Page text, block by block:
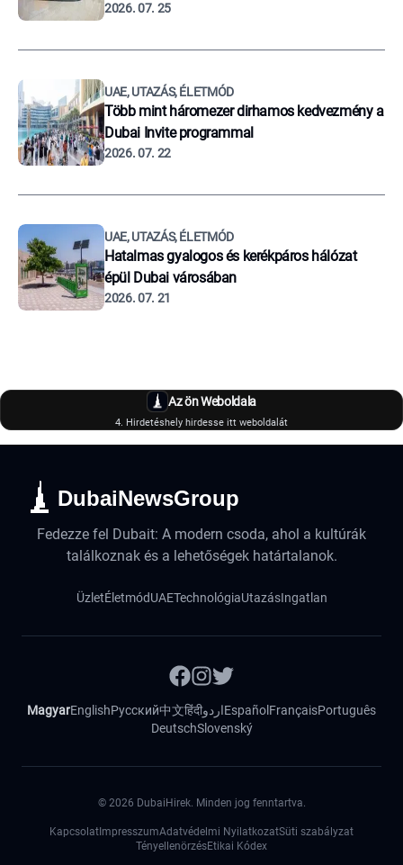
2026. 07. 25
UAE, UTAZÁS, ÉLETMÓD
Több mint háromezer dirhamos kedvezmény a
Dubai Invite programmal
2026. 07. 22
UAE, UTAZÁS, ÉLETMÓD
Hatalmas gyalogos és kerékpáros hálózat
épül Dubai városában
2026. 07. 21
Az ön Weboldala
4. Hirdetéshely hirdesse itt weboldalát
DubaiNewsGroup
Fedezze fel Dubait: A modern csoda, ahol a kultúrák
találkoznak és a lehetőségek határtalanok.
ÜzletÉletmódUAETechnológiaUtazásIngatlan
MagyarEnglishРусский中文हिंदीاردوEspañol FrançaisPortuguês
DeutschSlovenský
© 2026 DubaiHirek. Minden jog fenntartva.
Kapcsolat ImpresszumAdatvédelmi NyilatkozatSüti szabályzat
TényellenörzésEtikai Kódex